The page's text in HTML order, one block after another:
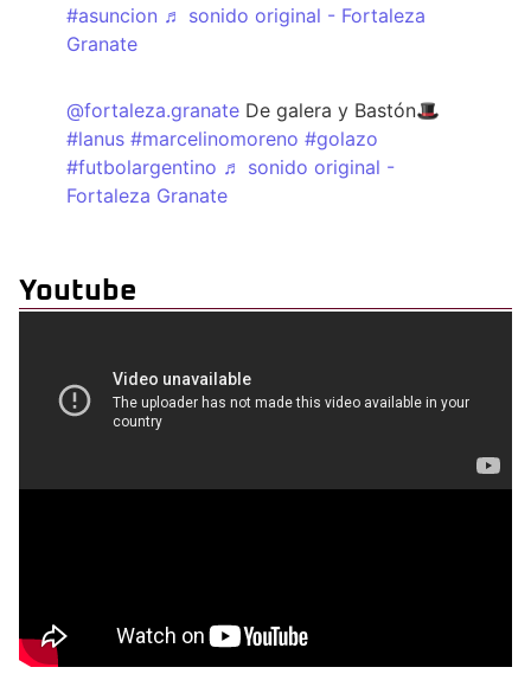
#asuncion ♬ sonido original - Fortaleza
Granate
@fortaleza.granate De galera y Bastón🎩
#lanus #marcelinomoreno #golazo
#futbolargentino ♬ sonido original -
Fortaleza Granate
Youtube